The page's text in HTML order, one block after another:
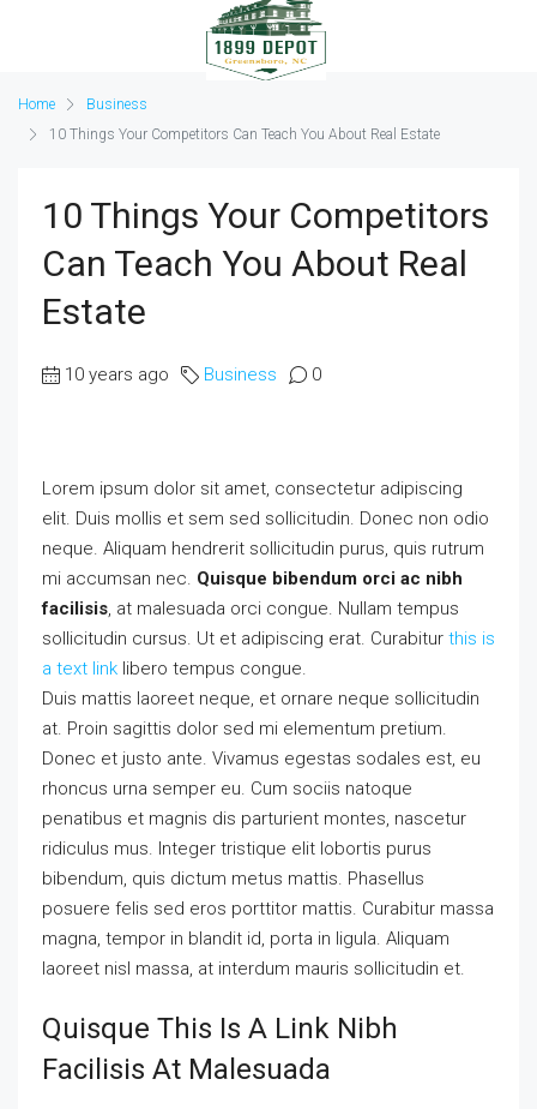
Home
Business
10 Things Your Competitors Can Teach You About Real Estate
10 Things Your Competitors
Can Teach You About Real
Estate
10 years ago Business 0
Lorem ipsum dolor sit amet, consectetur adipiscing
elit. Duis mollis et sem sed sollicitudin. Donec non odio
neque. Aliquam hendrerit sollicitudin purus, quis rutrum
mi accumsan nec. Quisque bibendum orci ac nibh
facilisis, at malesuada orci congue. Nullam tempus
sollicitudin cursus. Ut et adipiscing erat. Curabitur this is
a text link libero tempus congue.
Duis mattis laoreet neque, et ornare neque sollicitudin
at. Proin sagittis dolor sed mi elementum pretium.
Donec et justo ante. Vivamus egestas sodales est, eu
rhoncus urna semper eu. Cum sociis natoque
penatibus et magnis dis parturient montes, nascetur
ridiculus mus. Integer tristique elit lobortis purus
bibendum, quis dictum metus mattis. Phasellus
posuere felis sed eros porttitor mattis. Curabitur massa
magna, tempor in blandit id, porta in ligula. Aliquam
laoreet nisl massa, at interdum mauris sollicitudin et.
Quisque This Is A Link Nibh
Facilisis At Malesuada